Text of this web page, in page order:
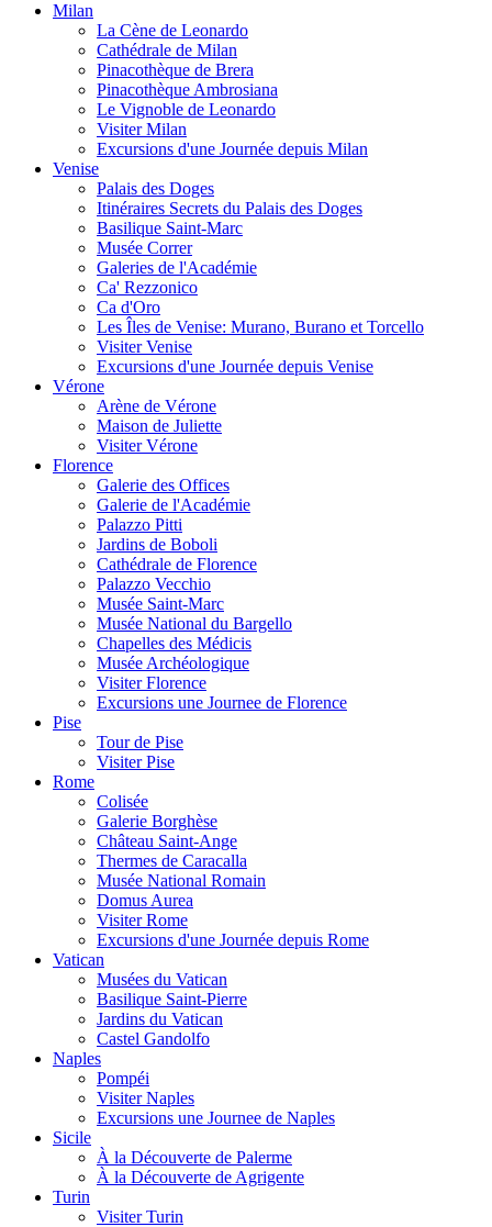
Milan
La Cène de Leonardo
Cathédrale de Milan
Pinacothèque de Brera
Pinacothèque Ambrosiana
Le Vignoble de Leonardo
Visiter Milan
Excursions d'une Journée depuis Milan
Venise
Palais des Doges
Itinéraires Secrets du Palais des Doges
Basilique Saint-Marc
Musée Correr
Galeries de l'Académie
Ca' Rezzonico
Ca d'Oro
Les Îles de Venise: Murano, Burano et Torcello
Visiter Venise
Excursions d'une Journée depuis Venise
Vérone
Arène de Vérone
Maison de Juliette
Visiter Vérone
Florence
Galerie des Offices
Galerie de l'Académie
Palazzo Pitti
Jardins de Boboli
Cathédrale de Florence
Palazzo Vecchio
Musée Saint-Marc
Musée National du Bargello
Chapelles des Médicis
Musée Archéologique
Visiter Florence
Excursions une Journee de Florence
Pise
Tour de Pise
Visiter Pise
Rome
Colisée
Galerie Borghèse
Château Saint-Ange
Thermes de Caracalla
Musée National Romain
Domus Aurea
Visiter Rome
Excursions d'une Journée depuis Rome
Vatican
Musées du Vatican
Basilique Saint-Pierre
Jardins du Vatican
Castel Gandolfo
Naples
Pompéi
Visiter Naples
Excursions une Journee de Naples
Sicile
À la Découverte de Palerme
À la Découverte de Agrigente
Turin
Visiter Turin